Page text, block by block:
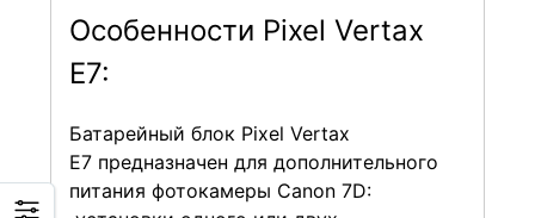
Особенности Pixel Vertax
E7:
Батарейный блок Pixel Vertax
E7 предназначен для дополнительного
питания фотокамеры Canon 7D: